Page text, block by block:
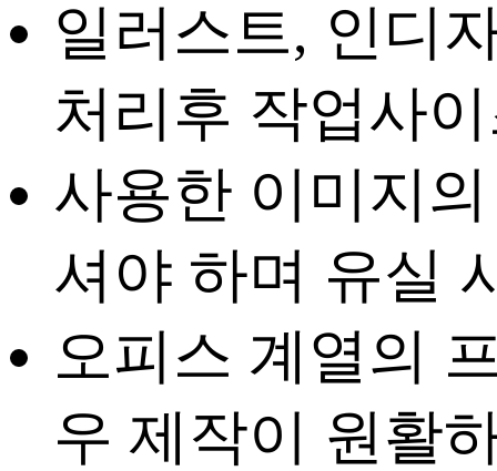
일러스트, 인디
처리 후 작업사
사용한 이미지
셔야 하며 유실
오피스 계열의
우 제작이 원활